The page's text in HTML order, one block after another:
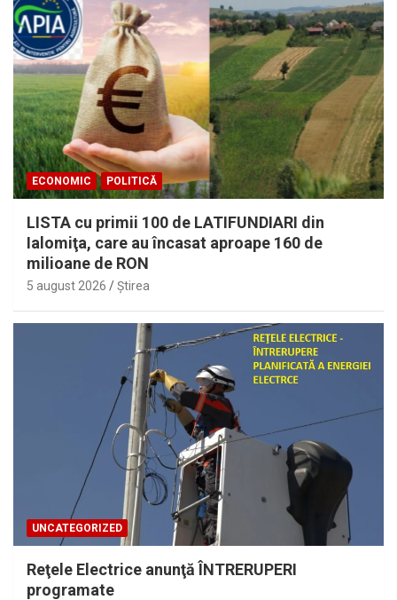
ECONOMIC POLITICĂ
LISTA cu primii 100 de LATIFUNDIARI din
Ialomiţa, care au încasat aproape 160 de
milioane de RON
5 august 2026 Ştirea
UNCATEGORIZED
Reţele Electrice anunţă ÎNTRERUPERI
programate